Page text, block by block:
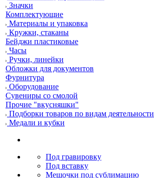
Значки
Комплектующие
Материалы и упаковка
Кружки, стаканы
Бейджи пластиковые
Часы
Ручки, линейки
Обложки для документов
Фурнитура
Оборудование
Сувениры со смолой
Прочие "вкусняшки"
Подборки товаров по видам деятельности
Медали и кубки
Под гравировку
Под вставку
Мешочки под сублимацию